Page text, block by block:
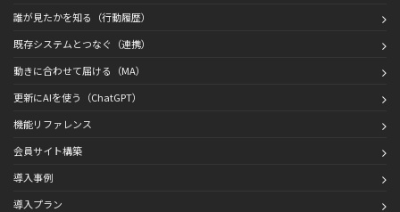
誰が見たかを知る（行動履歴）
既存システムとつなぐ（連携）
動きに合わせて届ける（MA）
更新にAIを使う（ChatGPT）
機能リファレンス
会員サイト構築
導入事例
導入プラン